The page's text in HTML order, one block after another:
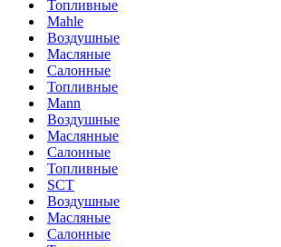
Топливные
Mahle
Воздушные
Масляные
Салонные
Топливные
Mann
Воздушные
Маслянные
Салонные
Топливные
SCT
Воздушные
Масляные
Салонные